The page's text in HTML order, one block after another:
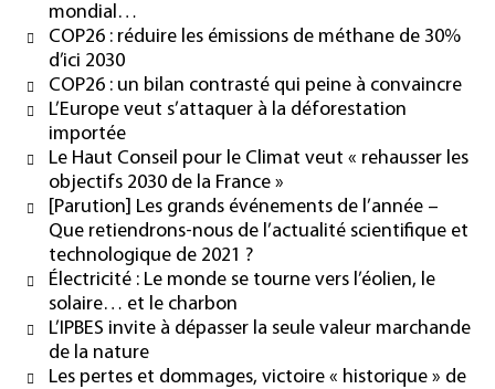
mondial…
COP26 : réduire les émissions de méthane de 30%
d’ici 2030
COP26 : un bilan contrasté qui peine à convaincre
L’Europe veut s’attaquer à la déforestation
importée
Le Haut Conseil pour le Climat veut « rehausser les
objectifs 2030 de la France »
[Parution] Les grands événements de l’année –
Que retiendrons-nous de l’actualité scientifique et
technologique de 2021 ?
Électricité : Le monde se tourne vers l’éolien, le
solaire… et le charbon
L’IPBES invite à dépasser la seule valeur marchande
de la nature
Les pertes et dommages, victoire « historique » de